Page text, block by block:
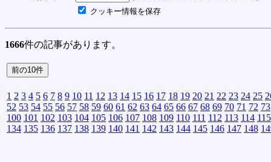
クッキー情報を保存
1666件の記事があります。
1 2 3 4 5 6 7 8 9 10 11 12 13 14 15 16 17 18 19 20 21 22 23 24 25
52 53 54 55 56 57 58 59 60 61 62 63 64 65 66 67 68 69 70 71 72 73
100 101 102 103 104 105 106 107 108 109 110 111 112 113 114 115
134 135 136 137 138 139 140 141 142 143 144 145 146 147 148